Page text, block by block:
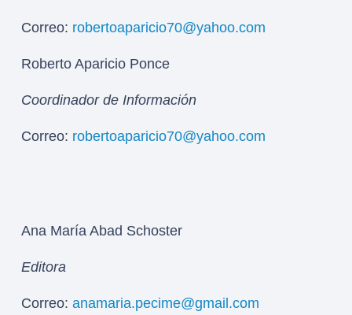
Correo: robertoaparicio70@yahoo.com
Roberto Aparicio Ponce
Coordinador de Información
Correo: robertoaparicio70@yahoo.com
Ana María Abad Schoster
Editora
Correo: anamaria.pecime@gmail.com